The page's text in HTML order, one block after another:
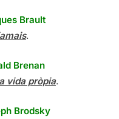
Brault
.
Brenan
vida pròpia.
Brodsky